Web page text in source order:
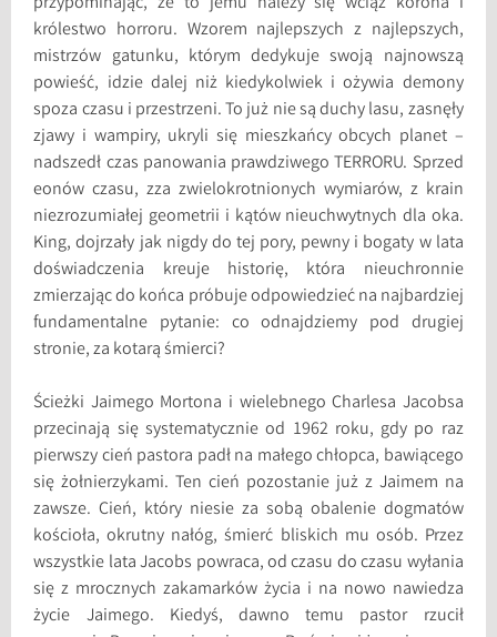
królestwo horroru. Wzorem najlepszych z najlepszych,
mistrzów gatunku, którym dedykuje swoją najnowszą
powieść, idzie dalej niż kiedykolwiek i ożywia demony
spoza czasu i przestrzeni. To już nie są duchy lasu, zasnęły
zjawy i wampiry, ukryli się mieszkańcy obcych planet –
nadszedł czas panowania prawdziwego TERRORU. Sprzed
eonów czasu, zza zwielokrotnionych wymiarów, z krain
niezrozumiałej geometrii i kątów nieuchwytnych dla oka.
King, dojrzały jak nigdy do tej pory, pewny i bogaty w lata
doświadczenia kreuje historię, która nieuchronnie
zmierzając do końca próbuje odpowiedzieć na najbardziej
fundamentalne pytanie: co odnajdziemy pod drugiej
stronie, za kotarą śmierci?
Ścieżki Jaimego Mortona i wielebnego Charlesa Jacobsa
przecinają się systematycznie od 1962 roku, gdy po raz
pierwszy cień pastora padł na małego chłopca, bawiącego
się żołnierzykami. Ten cień pozostanie już z Jaimem na
zawsze. Cień, który niesie za sobą obalenie dogmatów
kościoła, okrutny nałóg, śmierć bliskich mu osób. Przez
wszystkie lata Jacobs powraca, od czasu do czasu wyłania
się z mrocznych zakamarków życia i na nowo nawiedza
życie Jaimego. Kiedyś, dawno temu pastor rzucił